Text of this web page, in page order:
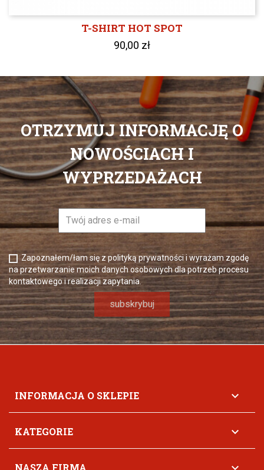
T-SHIRT HOT SPOT
90,00 zł
OTRZYMUJ INFORMACJĘ O
NOWOŚCIACH I
WYPRZEDAŻACH
Zapoznałem/łam się z polityką prywatności i wyrażam zgodę
na przetwarzanie moich danych osobowych dla potrzeb procesu
kontaktowego i realizacji zapytania.
INFORMACJA O SKLEPIE 
KATEGORIE 
NASZA FIRMA